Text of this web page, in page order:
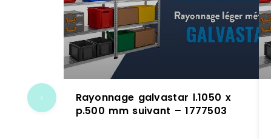
Rayonnage galvastar l.1050 x
p.500 mm suivant – 1777503